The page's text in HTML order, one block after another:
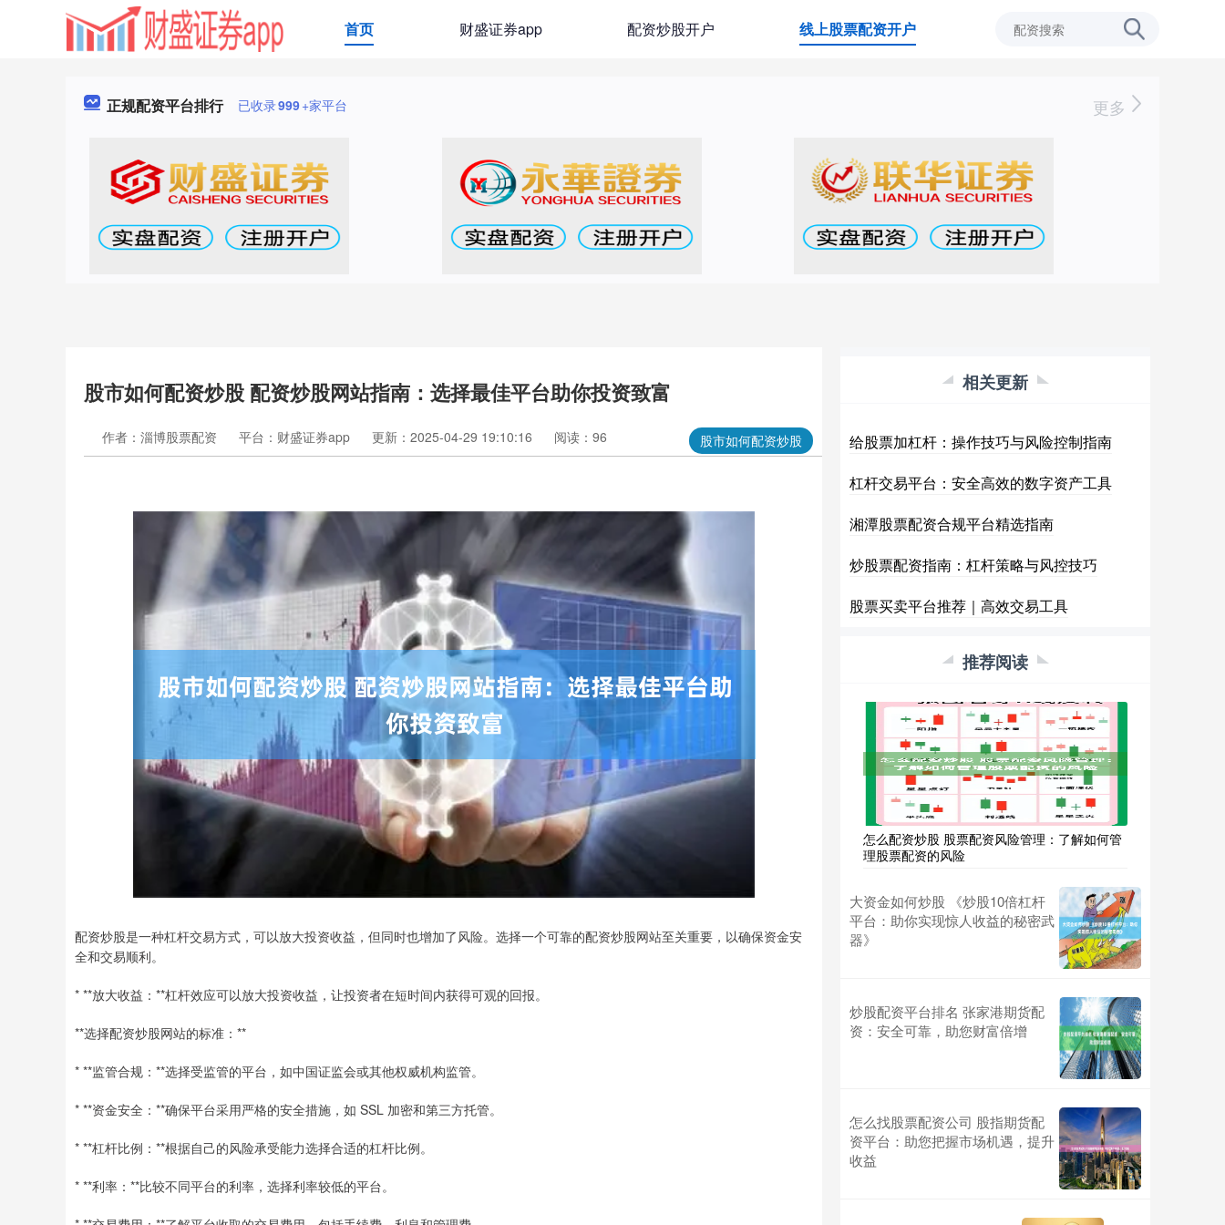
首页 财盛证券app 配资炒股开户 线上股票配资开户
正规配资平台排行 已收录999+家平台 更多
股市如何配资炒股 配资炒股网站指南：选择最佳平台助你投资致富
股市如何配资炒股
作者：淄博股票配资 平台：财盛证券app 更新：2025-04-29 19:10:16 阅读：96
配资炒股是一种杠杆交易方式，可以放大投资收益，但同时也增加了风险。选择一个可靠的配资炒股网站至关重要，以确保资金安
全和交易顺利。
* **放大收益：**杠杆效应可以放大投资收益，让投资者在短时间内获得可观的回报。
**选择配资炒股网站的标准：**
* **监管合规：**选择受监管的平台，如中国证监会或其他权威机构监管。
* **资金安全：**确保平台采用严格的安全措施，如 SSL 加密和第三方托管。
* **杠杆比例：**根据自己的风险承受能力选择合适的杠杆比例。
* **利率：**比较不同平台的利率，选择利率较低的平台。
相关更新
给股票加杠杆：操作技巧与风险控制指南
杠杆交易平台：安全高效的数字资产工具
湘潭股票配资合规平台精选指南
炒股票配资指南：杠杆策略与风控技巧
股票买卖平台推荐｜高效交易工具
推荐阅读
怎么配资炒股 股票配资风险管理：了解如何管
理股票配资的风险
大资金如何炒股 《炒股10倍杠杆
平台：助你实现惊人收益的秘密武
器》
炒股配资平台排名 张家港期货配
资：安全可靠，助您财富倍增
怎么找股票配资公司 股指期货配
资平台：助您把握市场机遇，提升
收益